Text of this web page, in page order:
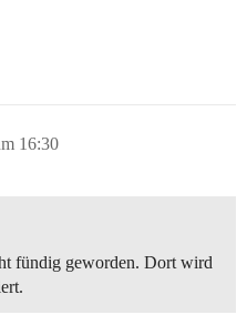
16:30
fündig geworden. Dort wird